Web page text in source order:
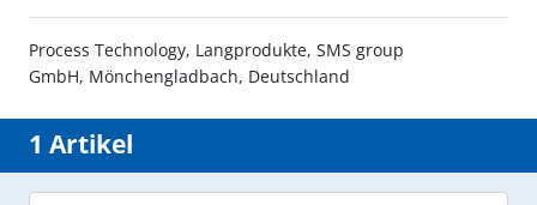
Process Technology, Langprodukte, SMS group
GmbH, Mönchengladbach, Deutschland
1 Artikel